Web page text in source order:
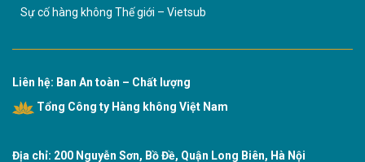
Sự cố hàng không Thế giới – Vietsub
Liên hệ: Ban An toàn – Chất lượng
Tổng Công ty Hàng không Việt Nam
Địa chỉ: 200 Nguyễn Sơn, Bồ Đề, Quận Long Biên, Hà Nội